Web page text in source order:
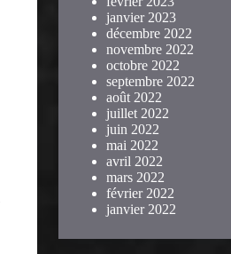
janvier 2023
décembre 2022
novembre 2022
octobre 2022
septembre 2022
août 2022
juillet 2022
juin 2022
mai 2022
avril 2022
mars 2022
février 2022
janvier 2022